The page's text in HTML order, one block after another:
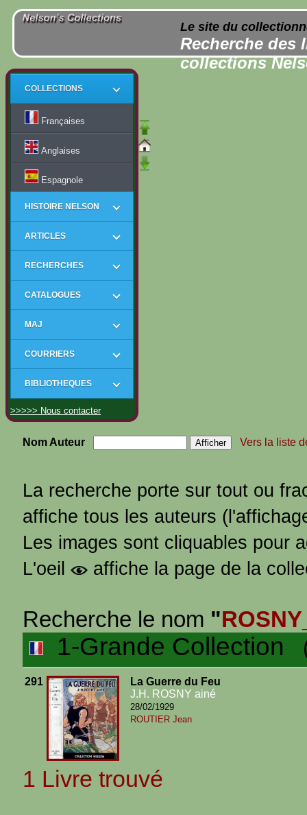
Le site du
Recherche des
collections
COLLECTIONS
Françaises
Anglaises
Espagnole
HISTOIRE NELSON
ARTICLES
RECHERCHES
CATALOGUES
MAJ
COURRIERS
BIBLIOTHEQUES
>>>>> Nous contacter
Nom Auteur Vers la liste
La recherche porte sur tout ou
affiche tous les auteurs
Les images sont cliquables pour
L'oeil
affiche la page de la
Recherche le nom "
1-Grande Collection
291
La Guerre du Feu
J.H. ROSNY ainé
28/02/1929
ROUTIER Jean
1 Livre trouvé